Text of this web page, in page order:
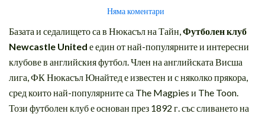
Няма коментари
Базата и седалището са в Нюкасъл на Тайн,Футболен клуб
Newcastle United е един от най-популярните и интересни
клубове в английския футбол. Член на английската Висша
лига, ФК Нюкасъл Юнайтед е известен и с няколко прякора,
сред които най-популярните са The Magpies и The Toon.
Този футболен клуб е основан през 1892 г. със сливането на